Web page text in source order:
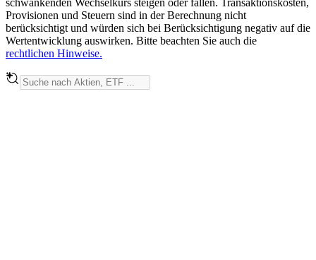
Provisionen und Steuern sind in der Berechnung nicht
berücksichtigt und würden sich bei Berücksichtigung negativ auf die
Wertentwicklung auswirken. Bitte beachten Sie auch die
rechtlichen Hinweise.